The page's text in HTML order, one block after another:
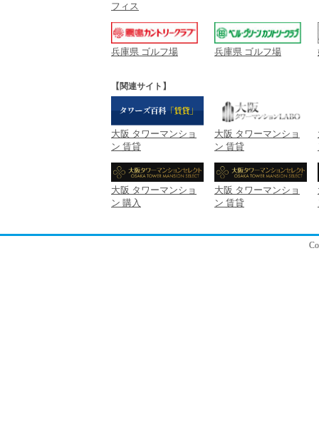
フィス
兵庫県 ゴルフ場 兵庫県 ゴルフ場
【関連サイト】
大阪 タワーマンショ
ン 賃貸
大阪 タワーマンショ
ン 賃貸
大阪 タワーマンショ
ン 購入
大阪 タワーマンショ
ン 賃貸